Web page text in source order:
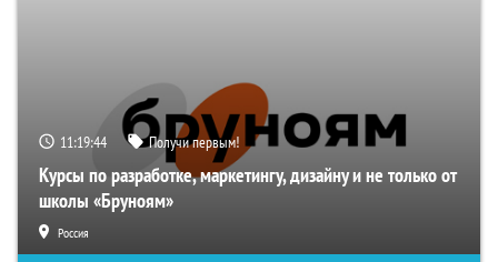
11:19:43 Получи первым!
Курсы по разработке, маркетингу, дизайну и не только от
школы «Бруноям»
Россия